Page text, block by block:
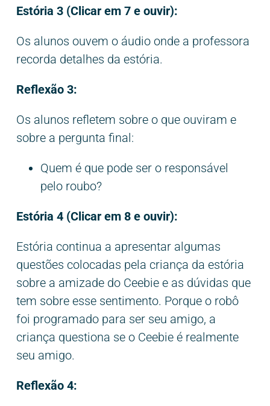
Estória 3 (Clicar em 7 e ouvir):
Os alunos ouvem o áudio onde a professora
recorda detalhes da estória.
Reflexão 3:
Os alunos refletem sobre o que ouviram e
sobre a pergunta final:
Quem é que pode ser o responsável
pelo roubo?
Estória 4 (Clicar em 8 e ouvir):
Estória continua a apresentar algumas
questões colocadas pela criança da estória
sobre a amizade do Ceebie e as dúvidas que
tem sobre esse sentimento. Porque o robô
foi programado para ser seu amigo, a
criança questiona se o Ceebie é realmente
seu amigo.
Reflexão 4: